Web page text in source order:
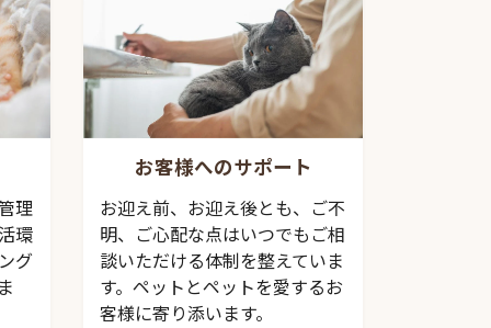
理
環
グ
お客様へのサポート
お迎え前、お迎え後とも、ご不
明、ご心配な点はいつでもご相
談いただける体制を整えていま
す。ペットとペットを愛するお
客様に寄り添います。